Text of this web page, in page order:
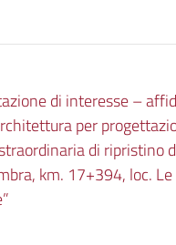
di interesse –
per
di ripristino
km. 17+394, loc.